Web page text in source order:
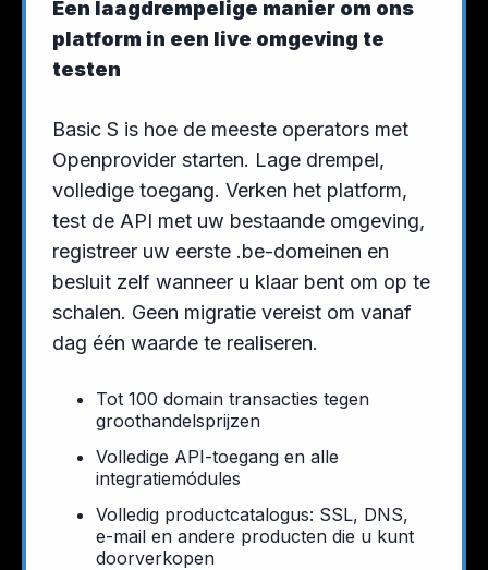
Een laagdrempelige manier om ons
platform in een live omgeving te
testen
Basic S is hoe de meeste operators met
Openprovider starten. Lage drempel,
volledige toegang. Verken het platform,
test de API met uw bestaande omgeving,
registreer uw eerste .be-domeinen en
besluit zelf wanneer u klaar bent om op te
schalen. Geen migratie vereist om vanaf
dag één waarde te realiseren.
Tot 100 domain transacties tegen
groothandelsprijzen
Volledige API-toegang en alle
integratiemódules
Volledig productcatalogus: SSL, DNS,
e-mail en andere producten die u kunt
doorverkopen